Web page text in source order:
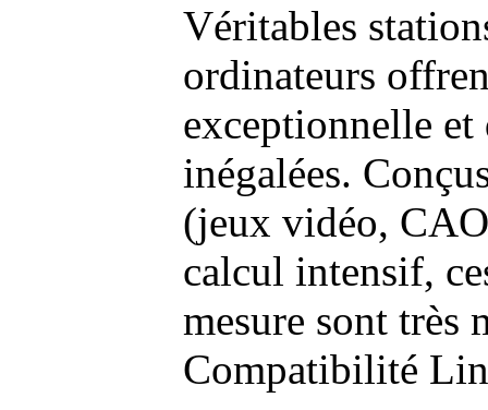
Véritables
ordinateurs
exceptionnelle et
inégalées.
(jeux vidéo,
calcul intensif,
mesure sont très
Compatibilité